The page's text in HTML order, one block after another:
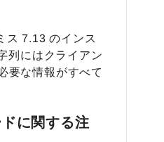
ス 7.13 のインス
列にはクライアン
要な情報がすべて
に関する注